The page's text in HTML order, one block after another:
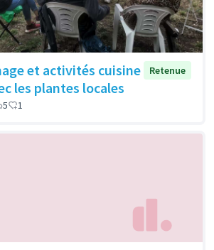
et activités cuisine
les plantes locales
Retenue
5 1